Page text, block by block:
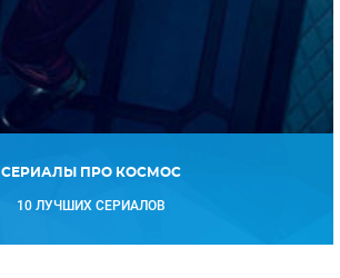
СЕРИАЛЫ ПРО КОСМОС
10 ЛУЧШИХ СЕРИАЛОВ